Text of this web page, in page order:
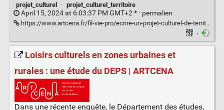
projet_culturel
· projet_culturel_territoire
April 15, 2024 at 6:03:37 PM GMT+2 * · permalien
https://www.artcena.fr/fil-vie-pro/ecrire-un-projet-culturel-de-territoire
·
Loisirs culturels en zones urbaines et
rurales : une étude du DEPS | ARTCENA
Dans une récente enquête, le Département des études,